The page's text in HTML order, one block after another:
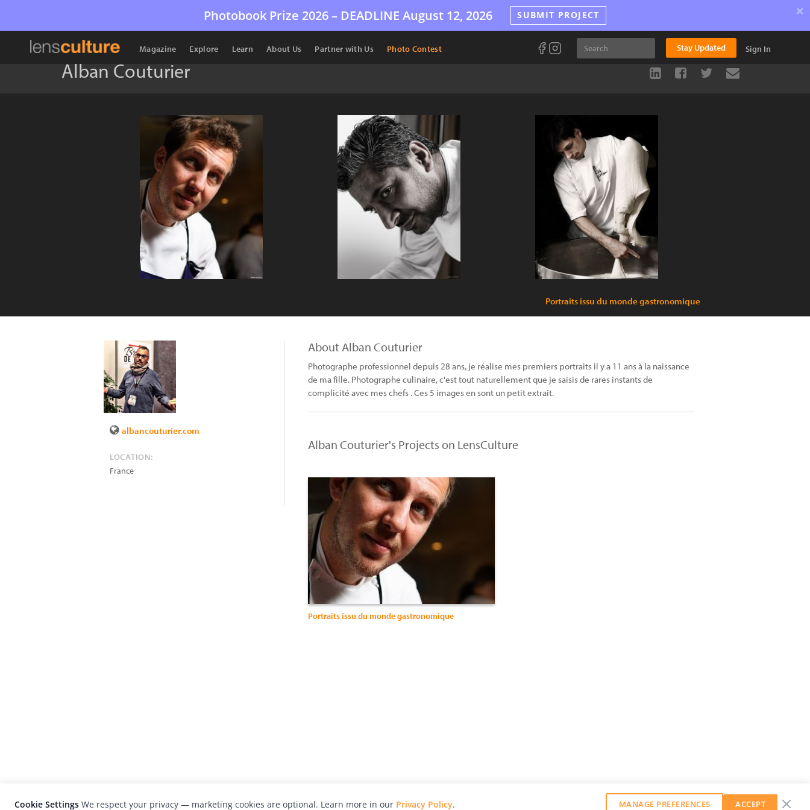
Photobook Prize 2026 – DEADLINE August 12, 2026 SUBMIT PROJECT ×
Magazine Explore Learn About Us Partner with Us Photo Contest Stay Updated Sign In
Alban Couturier
Portraits issu du monde gastronomique
albancouturier.com
LOCATION:
France
About Alban Couturier
Photographe professionnel depuis 28 ans, je réalise mes premiers portraits il y a 11 ans à la naissance
de ma fille. Photographe culinaire, c'est tout naturellement que je saisis de rares instants de
complicité avec mes chefs . Ces 5 images en sont un petit extrait.
Alban Couturier's Projects on LensCulture
Portraits issu du monde gastronomique
Cookie Settings We respect your privacy — marketing cookies are optional. Learn more in our Privacy Policy. MANAGE PREFERENCES ACCEPT